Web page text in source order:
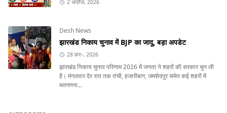
2 अप्रैल, 2026
Desh News
झारखंड निकाय चुनाव में BJP का जादू, बड़ा अपडेट
28 फ़र॰, 2026
झारखंड निकाय चुनाव परिणाम 2026 में जनता ने शहरों की सरकार चुन ली
है। मंगलवार देर रात तक रांची, हजारीबाग, जमशेदपुर समेत कई शहरों में
मतगणना...